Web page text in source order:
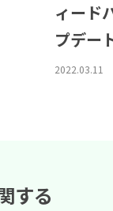
ィード
プデー
2022.03.11
する